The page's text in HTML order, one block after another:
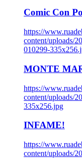
Comic Con
https://
content/uploads/
010299-
MONTE
https://
content/uploads/
335x256.jpg
INFAME!
https://
content/uploads/